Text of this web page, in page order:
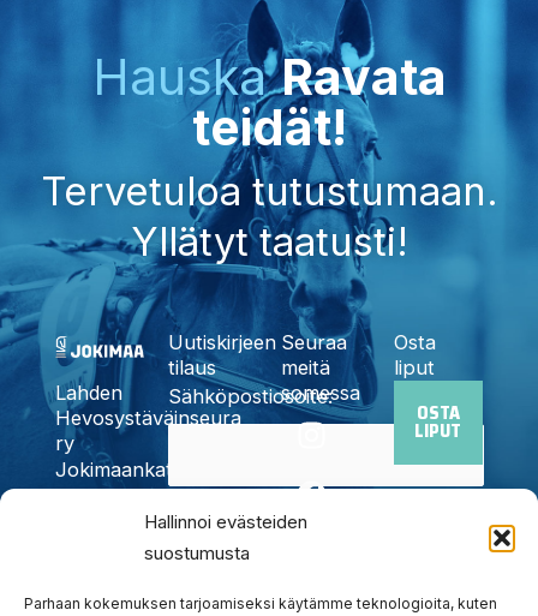
Hallinnoi evästeiden
suostumusta
Parhaan kokemuksen tarjoamiseksi käytämme teknologioita, kuten
HauskaRavata
teidät!
Tervetuloa tutustumaan.
Yllätyt taatusti!
Lahden
Hevosystäväinseura
ry
Jokimaankatu
6, 15700
6440
Uutiskirjeen
tilaus
Sähköpostiosoite:
Kyllä,
tilaan
Seuraa
meitä
somessa
I
s
r
F
c
o
X
t
t
Y
u
e
T
k
Osta
liput
OSTA
LIPUT